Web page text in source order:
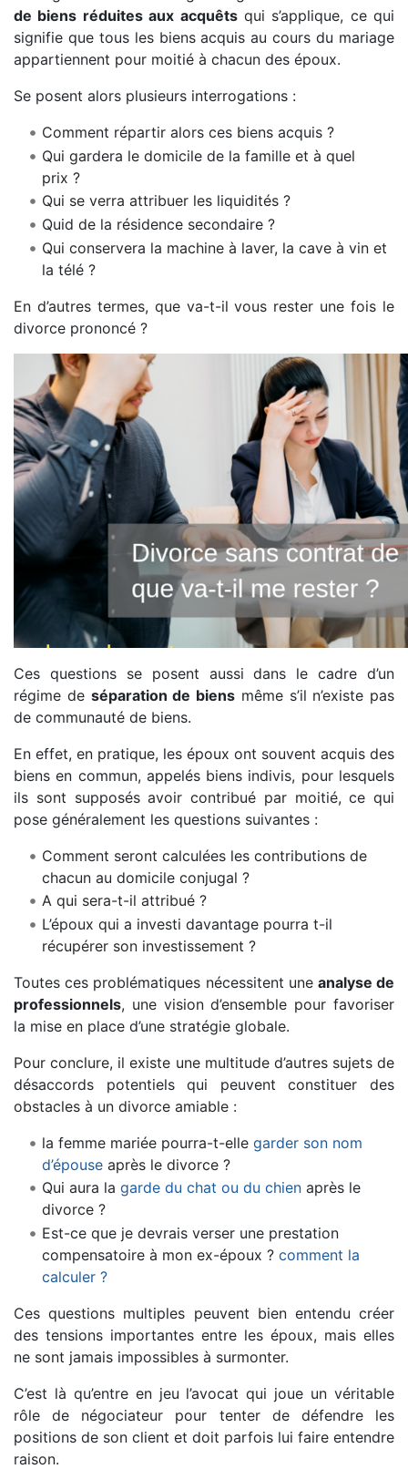
de biens réduites aux acquêtsqui s’applique, ce qui
signifie que tous les biens acquis au cours du mariage
appartiennent pour moitié à chacun des époux.
Se posent alors plusieurs interrogations :
Comment répartir alors ces biens acquis ?
Qui gardera le domicile de la famille et à quel
prix ?
Qui se verra attribuer les liquidités ?
Quid de la résidence secondaire ?
Qui conservera la machine à laver, la cave à vin et
la télé ?
En d’autres termes, que va-t-il vous rester une fois le
divorce prononcé ?
Ces questions se posent aussi dans le cadre d’un
régime de séparation de biens même s’il n’existe pas
de communauté de biens.
En effet, en pratique, les époux ont souvent acquis des
biens en commun, appelés biens indivis, pour lesquels
ils sont supposés avoir contribué par moitié, ce qui
pose généralement les questions suivantes :
Comment seront calculées les contributions de
chacun au domicile conjugal ?
A qui sera-t-il attribué ?
L’époux qui a investi davantage pourra t-il
récupérer son investissement ?
Toutes ces problématiques nécessitent une analyse de
professionnels, une vision d’ensemble pour favoriser
la mise en place d’une stratégie globale.
Pour conclure, il existe une multitude d’autres sujets de
désaccords potentiels qui peuvent constituer des
obstacles à un divorce amiable :
la femme mariée pourra-t-elle garder son nom
d’épouseaprès le divorce ?
Qui aura la garde du chat ou du chienaprès le
divorce ?
Est-ce que je devrais verser une prestation
compensatoire à mon ex-époux ? comment la
calculer ?
Ces questions multiples peuvent bien entendu créer
des tensions importantes entre les époux, mais elles
ne sont jamais impossibles à surmonter.
C’est là qu’entre en jeu l’avocat qui joue un véritable
rôle de négociateur pour tenter de défendre les
positions de son client et doit parfois lui faire entendre
raison.